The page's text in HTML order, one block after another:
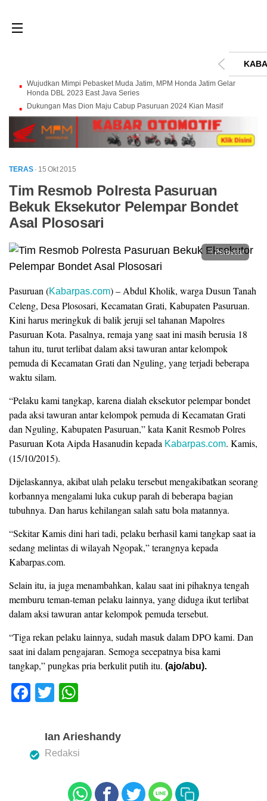
Wujudkan Mimpi Pebasket Muda Jatim, MPM Honda Jatim Gelar
Honda DBL 2023 East Java Series
Dukungan Mas Dion Maju Cabup Pasuruan 2024 Kian Masif
TERAS · 15 Okt 2015
Tim Resmob Polresta Pasuruan
Bekuk Eksekutor Pelempar Bondet
Asal Plososari
Perbesar
Pasuruan (Kabarpas.com) – Abdul Kholik, warga Dusun Tanah
Celeng, Desa Plososari, Kecamatan Grati, Kabupaten Pasuruan.
Kini harus meringkuk di balik jeruji sel tahanan Mapolres
Pasuruan Kota. Pasalnya, remaja yang saat ini masih berusia 18
tahun itu, turut terlibat dalam aksi tawuran antar kelompok
pemuda di Kecamatan Grati dan Nguling, yang terjadi beberapa
waktu silam.
“Pelaku kami tangkap, karena dialah eksekutor pelempar bondet
pada aksi tawuran antar kelompok pemuda di Kecamatan Grati
dan Nguling, Kabupaten Pasuruan,” kata Kanit Resmob Polres
Pasuruan Kota Aipda Hasanudin kepada Kabarpas.com. Kamis,
(15/10/2015).
Dijelaskannya, akibat ulah pelaku tersebut mengakibatkan seorang
korbannya mengalami luka cukup parah di beberapa bagian
tubuhnya. Dan harus kehilangan salah satu bola matannya.
“Sekitar Kamis dini hari tadi, pelaku berhasil kami tangkap saat ia
sedang melintas di wilayah Ngopak,” terangnya kepada
Kabarpas.com.
Selain itu, ia juga menambahkan, kalau saat ini pihaknya tengah
memburu teman-teman pelaku lainnya, yang diduga ikut terlibat
dalam aksi tawuran antar kelompok pemuda tersebut.
“Tiga rekan pelaku lainnya, sudah masuk dalam DPO kami. Dan
saat ini dalam pengajaran. Semoga secepatnya bisa kami
tangkap,” pungkas pria berkulit putih itu. (ajo/abu).
F
e
T
tt
er
at
s
p
Ian Arieshandy
Redaksi